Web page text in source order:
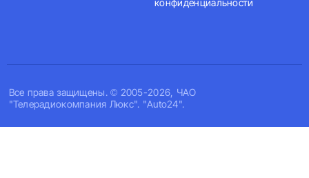
Все права защищены. © 2005-2026, ЧАО
"Телерадиокомпания Люкс". "Auto24".
конфиденциальности